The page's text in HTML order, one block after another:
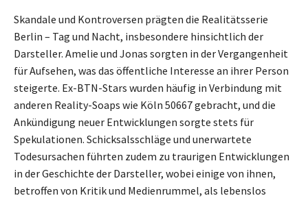
Skandale und Kontroversen prägten die Realitätsserie
Berlin – Tag und Nacht, insbesondere hinsichtlich der
Darsteller. Amelie und Jonas sorgten in der Vergangenheit
für Aufsehen, was das öffentliche Interesse an ihrer Person
steigerte. Ex-BTN-Stars wurden häufig in Verbindung mit
anderen Reality-Soaps wie Köln 50667 gebracht, und die
Ankündigung neuer Entwicklungen sorgte stets für
Spekulationen. Schicksalsschläge und unerwartete
Todesursachen führten zudem zu traurigen Entwicklungen
in der Geschichte der Darsteller, wobei einige von ihnen,
betroffen von Kritik und Medienrummel, als lebenslos